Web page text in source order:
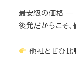
最安級の価格 —
後発だからこそ
他社とぜひ比